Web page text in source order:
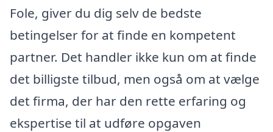
Fole, giver du dig selv de bedste
betingelser for at finde en kompetent
partner. Det handler ikke kun om at finde
det billigste tilbud, men også om at vælge
det firma, der har den rette erfaring og
ekspertise til at udføre opgaven